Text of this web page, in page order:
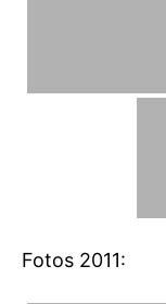
Fotos 2011: